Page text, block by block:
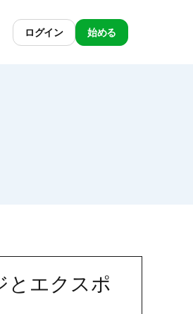
ログイン 始める
とエクスポ